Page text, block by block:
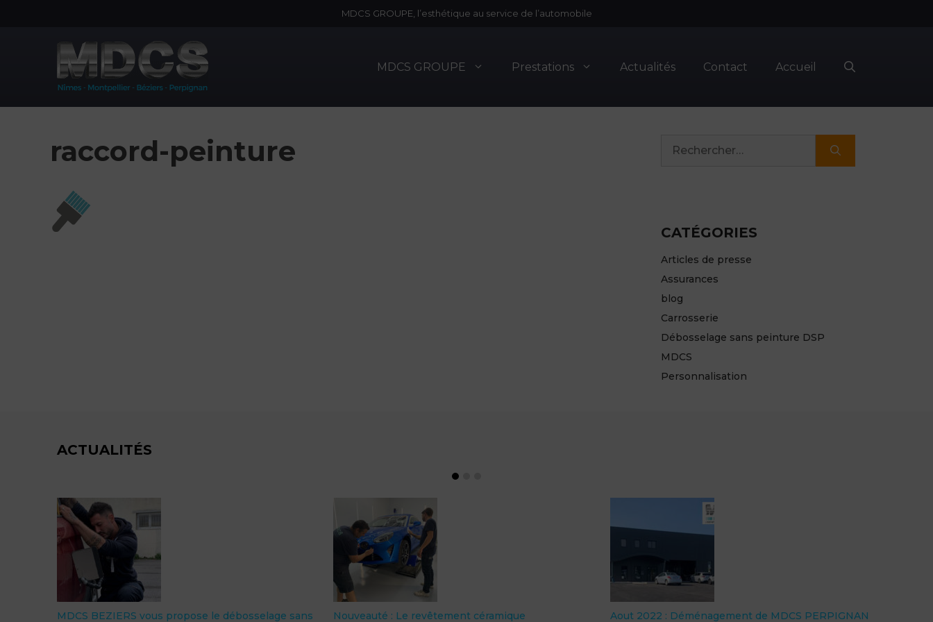
MDCS GROUPE, l’esthétique au service de l’automobile
MDCS GROUPE Prestations Actualités Contact Accueil
raccord-peinture
CATÉGORIES
Articles de presse
Assurances
blog
Carrosserie
Débosselage sans peinture DSP
MDCS
Personnalisation
ACTUALITÉS
MDCS BEZIERS vous propose le débosselage sans Nouveauté : Le revêtement céramique Aout 2022 : Déménagement de MDCS PERPIGNAN